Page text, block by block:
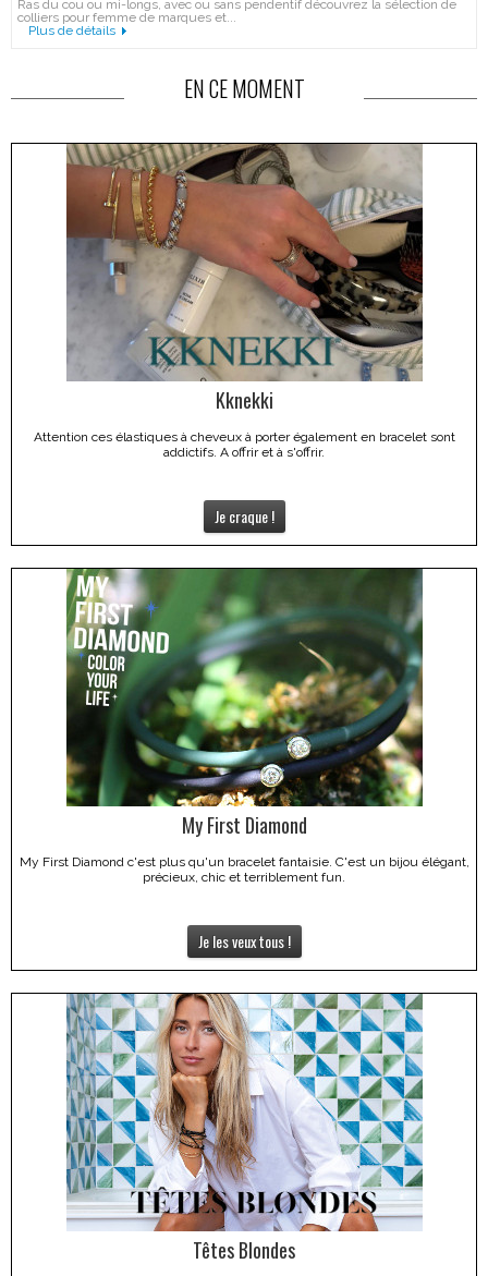
Ras du cou ou mi-longs, avec ou sans pendentif découvrez la sélection de
colliers pour femme de marques et...
Plus de détails
EN CE MOMENT
Kknekki
Attention ces élastiques à cheveux à porter également en bracelet sont
addictifs. A offrir et à s'offrir.
Je craque !
My First Diamond
My First Diamond c'est plus qu'un bracelet fantaisie. C'est un bijou élégant,
précieux, chic et terriblement fun.
Je les veux tous !
Têtes Blondes